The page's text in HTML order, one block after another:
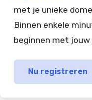
met je unieke
Binnen enkele
beginnen met
Nu registreren